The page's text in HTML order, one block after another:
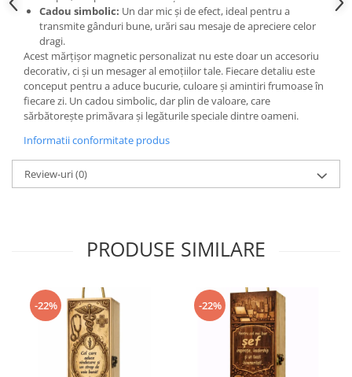
Cadou simbolic: Un dar mic și de efect, ideal pentru a
transmite gânduri bune, urări sau mesaje de apreciere celor
dragi.
Acest mărțișor magnetic personalizat nu este doar un accesoriu
decorativ, ci și un mesager al emoțiilor tale. Fiecare detaliu este
conceput pentru a aduce bucurie, culoare și amintiri frumoase în
fiecare zi. Un cadou simbolic, dar plin de valoare, care
sărbătorește primăvara și legăturile speciale dintre oameni.
Informatii conformitate produs
Review-uri(0)
PRODUSE SIMILARE
-22% -22%